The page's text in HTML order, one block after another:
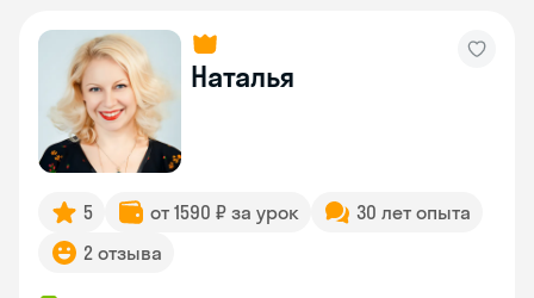
Наталья
5 от 1590 ₽ за урок
30 лет опыта
2 отзыва